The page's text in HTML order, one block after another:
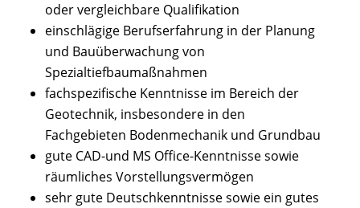
oder vergleichbare Qualifikation
einschlägige Berufserfahrung in der Planung
und Bauüberwachung von
Spezialtiefbaumaßnahmen
fachspezifische Kenntnisse im Bereich der
Geotechnik, insbesondere in den
Fachgebieten Bodenmechanik und Grundbau
gute CAD-und MS Office-Kenntnisse sowie
räumliches Vorstellungsvermögen
sehr gute Deutschkenntnisse sowie ein gutes